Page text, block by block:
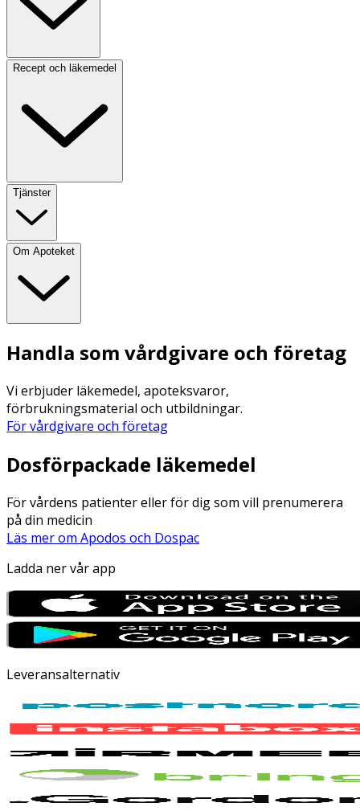
Recept och läkemedel
Tjänster
Om Apoteket
Handla som vårdgivare och företag
Vi erbjuder läkemedel, apoteksvaror,
förbrukningsmaterial och utbildningar.
För vårdgivare och företag
Dosförpackade läkemedel
För vårdens patienter eller för dig som vill prenumerera
på din medicin
Läs mer om Apodos och Dospac
Ladda ner vår app
Leveransalternativ